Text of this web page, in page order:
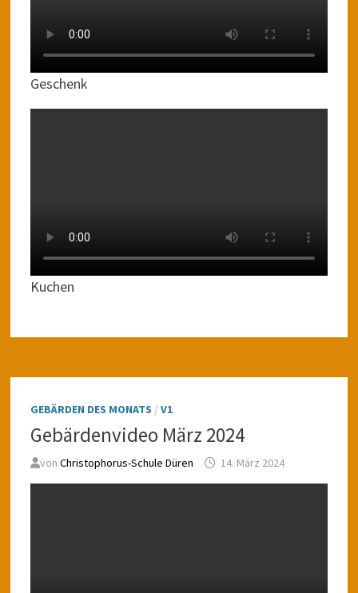
Geschenk
Kuchen
GEBÄRDEN DES MONATS / V1
Gebärdenvideo März 2024
von Christophorus-Schule Düren 14. März 2024